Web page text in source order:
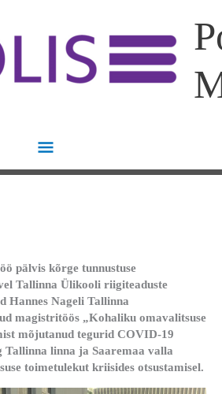
Menu
pälvis kõrge tunnustuse
Tallinna Ülikooli riigiteaduste
Hannes Nageli Tallinna
magistritöös „Kohaliku omavalitsuse
mõjutanud tegurid COVID-19
linna ja Saaremaa valla
toimetulekut kriisides otsustamisel.